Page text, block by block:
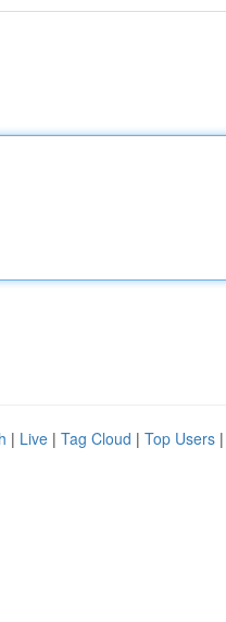
| Live | Tag Cloud | Top Users